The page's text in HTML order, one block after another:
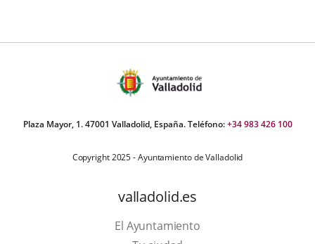
Plaza Mayor, 1. 47001 Valladolid, España. Teléfono:+34 983 426 100
Copyright 2025 - Ayuntamiento de Valladolid
valladolid.es
El Ayuntamiento